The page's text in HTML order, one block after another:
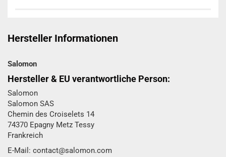
Hersteller Informationen
Salomon
Hersteller & EU verantwortliche Person:
Salomon
Salomon SAS
Chemin des Croiselets 14
74370 Epagny Metz Tessy
Frankreich
E-Mail: contact@salomon.com